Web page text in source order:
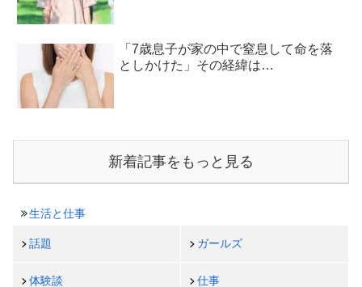
「7歳息子が家の中で窒息して命を落
としかけた」その経緯は…
新着記事をもっと見る
生活と仕事
話題 ガールズ
体験談 仕事